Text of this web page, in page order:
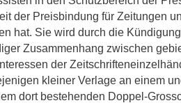
der Preisbindung für Zeitungen
hat. Sie wird durch die
Zusammenhang zwischen
der
kleiner Verlage an einem
dort bestehenden Doppel-